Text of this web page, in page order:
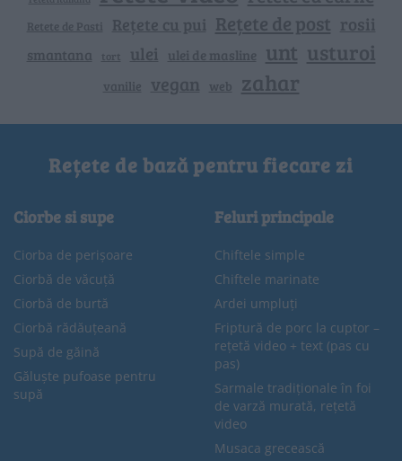
Retete de Pasti Rețete cu pui Rețete de post rosii
smantana tort ulei ulei de masline unt usturoi
vanilie vegan web zahar
Rețete de bază pentru fiecare zi
Ciorbe si supe
Ciorba de perișoare
Ciorbă de văcuță
Ciorbă de burtă
Ciorbă rădăuțeană
Supă de găină
Găluște pufoase pentru
supă
Feluri principale
Chiftele simple
Chiftele marinate
Ardei umpluți
Friptură de porc la cuptor –
rețetă video + text (pas cu
pas)
Sarmale tradiționale în foi
de varză murată, rețetă
video
Musaca grecească